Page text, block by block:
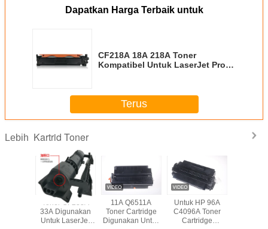
Dapatkan Harga Terbaik untuk
CF218A 18A 218A Toner
Kompatibel Untuk LaserJet Pro
Terus
Lebih Kartrid Toner
Toner CF233A
33A Digunakan
Untuk LaserJet
11A Q6511A
Toner Cartridge
Digunakan Untuk
Untuk HP 96A
C4096A Toner
Cartridge